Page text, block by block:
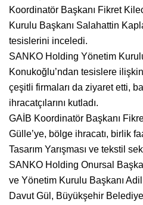
Koordinatör Başkanı Fikret
Kurulu Başkanı Salahattin
tesislerini inceledi.
SANKO Holding Yönetim
Konukoğlu’ndan tesislere
çeşitli firmaları da ziyaret etti,
ihracatçılarını kutladı.
GAİB Koordinatör Başkanı
Gülle’ye, bölge ihracatı, birlik
Tasarım Yarışması ve tekstil
SANKO Holding Onursal
ve Yönetim Kurulu Başkanı
Davut Gül, Büyükşehir